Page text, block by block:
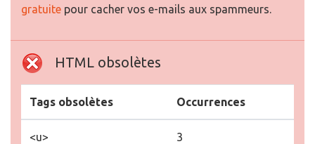
gratuite pour cacher vos e-mails aux spammeurs.
HTML obsolètes
Tags obsolètes Occurrences
<u> 3